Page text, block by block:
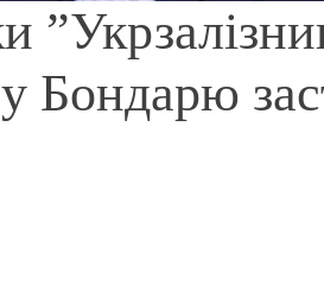
Бондарю